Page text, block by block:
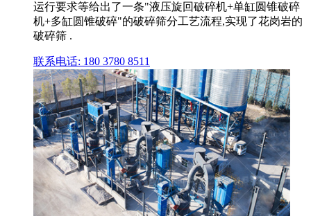
运行要求等给出了一条"液压旋回破碎机+单缸圆锥破碎
机+多缸圆锥破碎"的破碎筛分工艺流程,实现了花岗岩的
破碎筛 .
联系电话: 180 3780 8511